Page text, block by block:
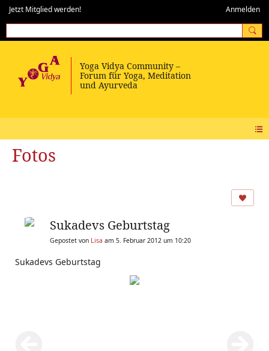
Jetzt Mitglied werden! Anmelden
Fotos
Sukadevs Geburtstag
Gepostet von Lisa am 5. Februar 2012 um 10:20
Sukadevs Geburtstag